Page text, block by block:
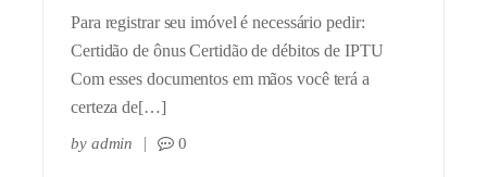
Para registrar seu imóvel é necessário pedir:
Certidão de ônus Certidão de débitos de IPTU
Com esses documentos em mãos você terá a
certeza de[…]
by admin 0